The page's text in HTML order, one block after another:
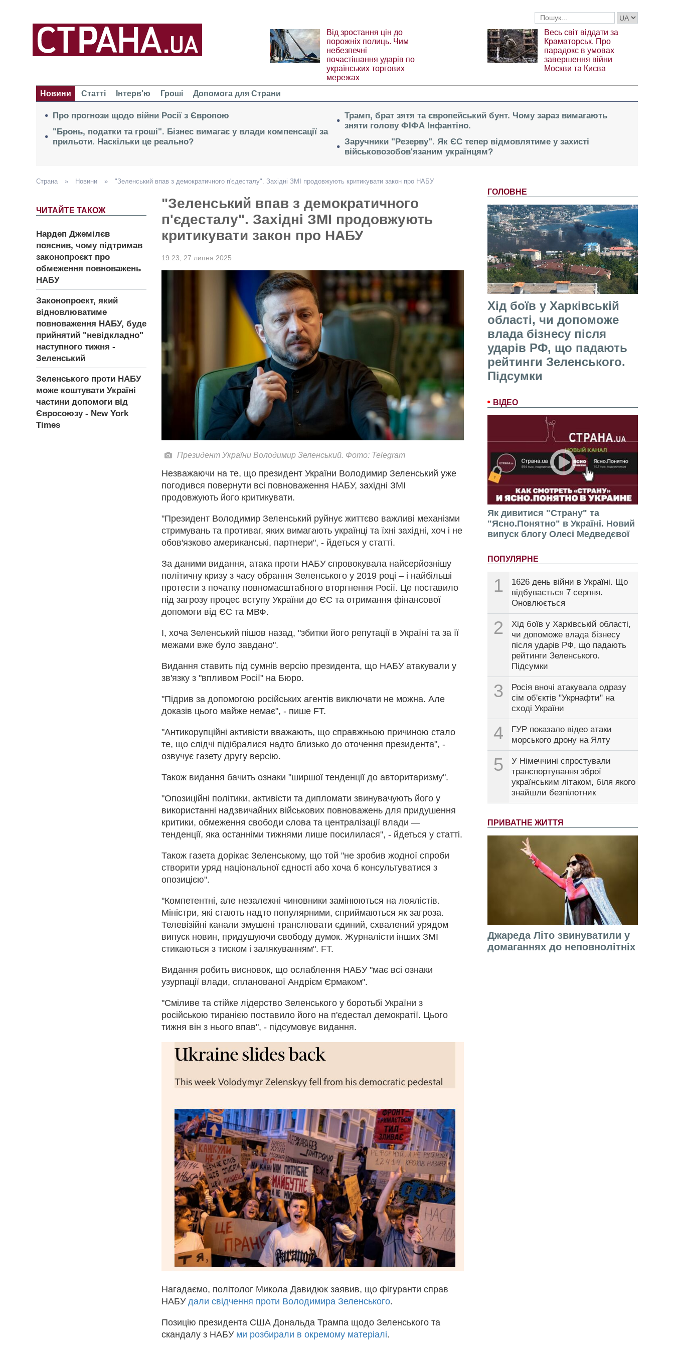
Від зростання цін до
порожніх полиць. Чим
небезпечні
почастішання ударів по
українських торгових
мережах
Весь світ віддати за
Краматорськ. Про
парадокс в умовах
завершення війни
Москви та Києва
Новини Статті Інтерв'ю Гроші Допомога для Страни
Про прогнози щодо війни Росії з Європою
"Бронь, податки та гроші". Бізнес вимагає у влади компенсації за
прильоти. Наскільки це реально?
Трамп, брат зятя та європейський бунт. Чому зараз вимагають
зняти голову ФІФА Інфантіно.
Заручники "Резерву". Як ЄС тепер відмовлятиме у захисті
військовозобов'язаним українцям?
ГОЛОВНЕ
Хід боїв у Харківській
області, чи допоможе
влада бізнесу після
ударів РФ, що падають
рейтинги Зеленського.
Підсумки
ВІДЕО
Як дивитися "Страну" та
"Ясно.Понятно" в Україні. Новий
випуск блогу Олесі Медведєвої
ПОПУЛЯРНЕ
1
1626 день війни в Україні. Що
відбувається 7 серпня.
Оновлюється
2
Хід боїв у Харківській області,
чи допоможе влада бізнесу
після ударів РФ, що падають
рейтинги Зеленського.
Підсумки
3
Росія вночі атакувала одразу
сім об'єктів "Укрнафти" на
сході України
4
ГУР показало відео атаки
морського дрону на Ялту
5
У Німеччині спростували
транспортування зброї
українським літаком, біля якого
знайшли безпілотник
ПРИВАТНЕ ЖИТТЯ
Джареда Літо звинуватили у
домаганнях до неповнолітніх
Страна » Новини » "Зеленський впав з демократичного п'єдесталу". Західні ЗМІ продовжують критикувати закон про НАБУ
ЧИТАЙТЕ ТАКОЖ
Нардеп Джемілєв
пояснив, чому підтримав
законопроєкт про
обмеження повноважень
НАБУ
Законопроект, який
відновлюватиме
повноваження НАБУ, буде
прийнятий "невідкладно"
наступного тижня -
Зеленський
Зеленського проти НАБУ
може коштувати Україні
частини допомоги від
Євросоюзу - New York
Times
"Зеленський впав з демократичного
п'єдесталу". Західні ЗМІ продовжують
критикувати закон про НАБУ
19:23, 27 липня 2025
Президент України Володимир Зеленський. Фото: Telegram
Незважаючи на те, що президент України Володимир Зеленський уже
погодився повернути всі повноваження НАБУ, західні ЗМІ
продовжують його критикувати.
"Президент Володимир Зеленський руйнує життєво важливі механізми
стримувань та противаг, яких вимагають українці та їхні західні, хоч і не
обов'язково американські, партнери", - йдеться у статті.
За даними видання, атака проти НАБУ спровокувала найсерйознішу
політичну кризу з часу обрання Зеленського у 2019 році – і найбільші
протести з початку повномасштабного вторгнення Росії. Це поставило
під загрозу процес вступу України до ЄС та отримання фінансової
допомоги від ЄС та МВФ.
І, хоча Зеленський пішов назад, "збитки його репутації в Україні та за її
межами вже було завдано".
Видання ставить під сумнів версію президента, що НАБУ атакували у
зв'язку з "впливом Росії" на Бюро.
"Підрив за допомогою російських агентів виключати не можна. Але
доказів цього майже немає", - пише FT.
"Антикорупційні активісти вважають, що справжньою причиною стало
те, що слідчі підібралися надто близько до оточення президента", -
озвучує газету другу версію.
Також видання бачить ознаки "ширшої тенденції до авторитаризму".
"Опозиційні політики, активісти та дипломати звинувачують його у
використанні надзвичайних військових повноважень для придушення
критики, обмеження свободи слова та централізації влади —
тенденції, яка останніми тижнями лише посилилася", - йдеться у статті.
Також газета дорікає Зеленському, що той "не зробив жодної спроби
створити уряд національної єдності або хоча б консультуватися з
опозицією".
"Компетентні, але незалежні чиновники замінюються на лоялістів.
Міністри, які стають надто популярними, сприймаються як загроза.
Телевізійні канали змушені транслювати єдиний, схвалений урядом
випуск новин, придушуючи свободу думок. Журналісти інших ЗМІ
стикаються з тиском і залякуванням". FT.
Видання робить висновок, що ослаблення НАБУ "має всі ознаки
узурпації влади, спланованої Андрієм Єрмаком".
"Сміливе та стійке лідерство Зеленського у боротьбі України з
російською тиранією поставило його на п'єдестал демократії. Цього
тижня він з нього впав", - підсумовує видання.
Нагадаємо, політолог Микола Давидюк заявив, що фігуранти справ
НАБУ дали свідчення проти Володимира Зеленського.
Позицію президента США Дональда Трампа щодо Зеленського та
скандалу з НАБУ ми розбирали в окремому матеріалі.